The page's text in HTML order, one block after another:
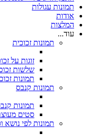
תמונות עגולות
אודות
המלצות
עוד...
תמונות זכוכית
זוגות על
שלשות
תמונות
תמונות קנבס
תמונות
סטים
תמונות לפי נושא